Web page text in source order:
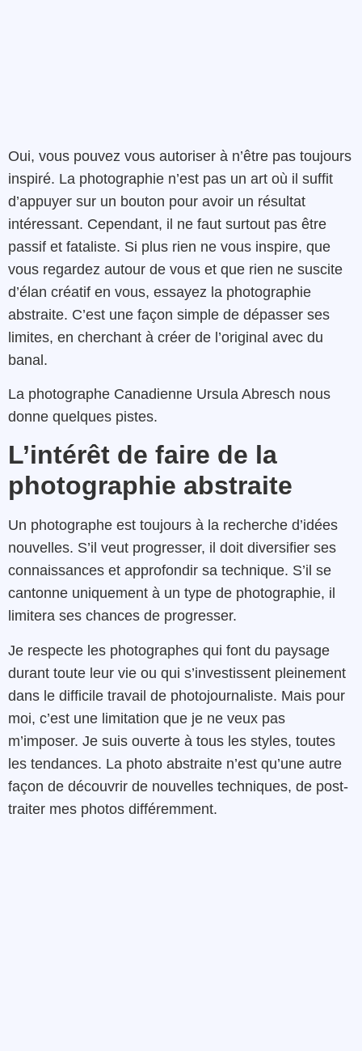
Oui, vous pouvez vous autoriser à n’être pas toujours
inspiré. La photographie n’est pas un art où il suffit
d’appuyer sur un bouton pour avoir un résultat
intéressant. Cependant, il ne faut surtout pas être
passif et fataliste. Si plus rien ne vous inspire, que
vous regardez autour de vous et que rien ne suscite
d’élan créatif en vous, essayez la photographie
abstraite. C’est une façon simple de dépasser ses
limites, en cherchant à créer de l’original avec du
banal.
La photographe Canadienne Ursula Abresch nous
donne quelques pistes.
L’intérêt de faire de la
photographie abstraite
Un photographe est toujours à la recherche d’idées
nouvelles. S’il veut progresser, il doit diversifier ses
connaissances et approfondir sa technique. S’il se
cantonne uniquement à un type de photographie, il
limitera ses chances de progresser.
Je respecte les photographes qui font du paysage
durant toute leur vie ou qui s’investissent pleinement
dans le difficile travail de photojournaliste. Mais pour
moi, c’est une limitation que je ne veux pas
m’imposer. Je suis ouverte à tous les styles, toutes
les tendances. La photo abstraite n’est qu’une autre
façon de découvrir de nouvelles techniques, de post-
traiter mes photos différemment.